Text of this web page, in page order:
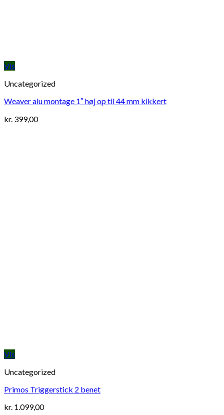
Vis
Uncategorized
Weaver alu montage 1″ høj op til 44 mm kikkert
kr. 399,00
Vis
Uncategorized
Primos Triggerstick 2 benet
kr. 1.099,00